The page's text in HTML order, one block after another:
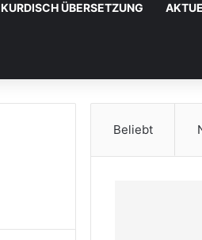
KURDISCH ÜBERSETZUNG
Beliebt